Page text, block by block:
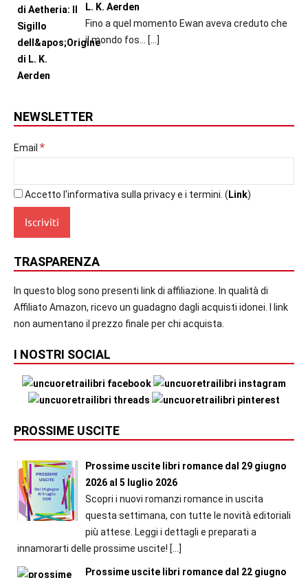
L. K. Aerden
Fino a quel momento Ewan aveva creduto che
il mondo fos...
[…]
NEWSLETTER
Email *
Accetto l'informativa sulla privacy e i termini. ( Link)
TRASPARENZA
In questo blog sono presenti link di affiliazione. In qualità di
Affiliato Amazon, ricevo un guadagno dagli acquisti idonei. I link
non aumentano il prezzo finale per chi acquista.
I NOSTRI SOCIAL
PROSSIME USCITE
Prossime uscite libri romance dal 29 giugno
2026 al 5 luglio 2026
Scopri i nuovi romanzi romance in uscita
questa settimana, con tutte le novità editoriali
più attese. Leggi i dettagli e preparati a
innamorarti delle prossime uscite! […]
Prossime uscite libri romance dal 22 giugno